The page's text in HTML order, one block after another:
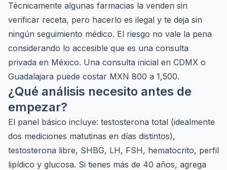
Técnicamente algunas farmacias la venden sin
verificar receta, pero hacerlo es ilegal y te deja sin
ningún seguimiento médico. El riesgo no vale la pena
considerando lo accesible que es una consulta
privada en México. Una consulta inicial en CDMX o
Guadalajara puede costar MXN 800 a 1,500.
¿Qué análisis necesito antes de
empezar?
El panel básico incluye: testosterona total (idealmente
dos mediciones matutinas en días distintos),
testosterona libre, SHBG, LH, FSH, hematocrito, perfil
lipídico y glucosa. Si tienes más de 40 años, agrega